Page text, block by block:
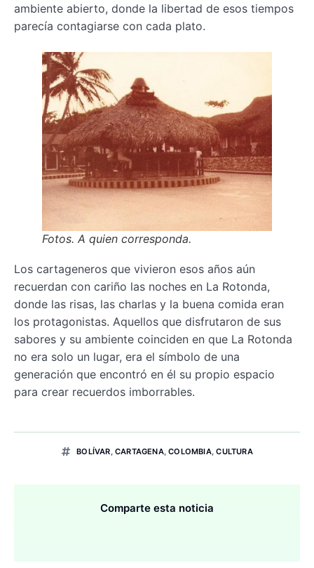
ambiente abierto, donde la libertad de esos tiempos
parecía contagiarse con cada plato.
Fotos. A quien corresponda.
Los cartageneros que vivieron esos años aún
recuerdan con cariño las noches en La Rotonda,
donde las risas, las charlas y la buena comida eran
los protagonistas. Aquellos que disfrutaron de sus
sabores y su ambiente coinciden en que La Rotonda
no era solo un lugar, era el símbolo de una
generación que encontró en él su propio espacio
para crear recuerdos imborrables.
BOLÍVAR ,CARTAGENA,COLOMBIA,CULTURA
Comparte esta noticia